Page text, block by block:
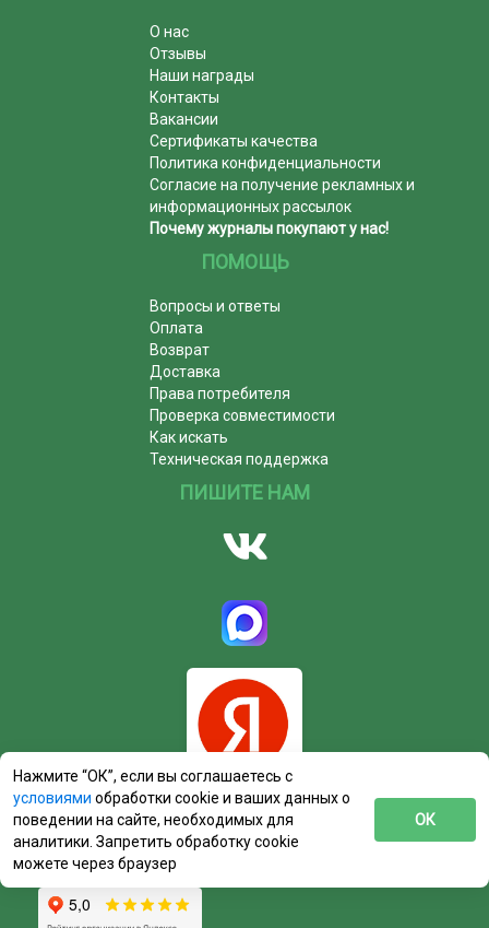
О нас
Отзывы
Наши награды
Контакты
Вакансии
Сертификаты качества
Политика конфиденциальности
Согласие на получение рекламных и
информационных рассылок
Почему журналы покупают у нас!
ПОМОЩЬ
Вопросы и ответы
Оплата
Возврат
Доставка
Права потребителя
Проверка совместимости
Как искать
Техническая поддержка
ПИШИТЕ НАМ
Нажмите “ОК”, если вы соглашаетесь с
условиями обработки cookie и ваших данных о
поведении на сайте, необходимых для
аналитики. Запретить обработку cookie
можете через браузер
ОК